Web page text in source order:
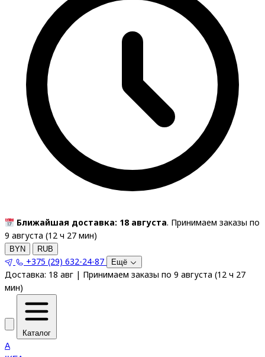
Ближайшая доставка: 18 августа. Принимаем заказы по
9 августа (12 ч 27 мин)
BYN RUB
+375 (29) 632-24-87 Ещё
Доставка: 18 авг | Принимаем заказы по 9 августа (12 ч 27
мин)
Каталог
A